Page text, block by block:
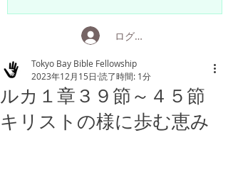
ログイン
ルカ１章３９節～４５節
キリストの様に歩む恵み
Tokyo Bay Bible Fellowship
2023年12月15日 読了時間: 1分